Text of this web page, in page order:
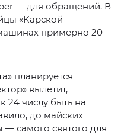
— для обращений. В
«Карской
примерно 20
планируется
вылетит,
24 числу быть на
до майских
самого святого для